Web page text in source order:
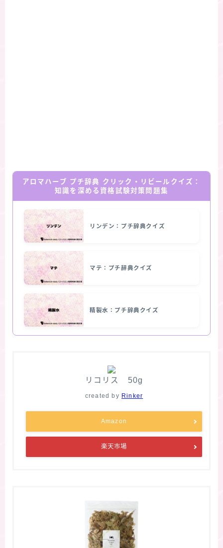
アロマハーブ プチ辞典 クリック・リビールクイズ：
知識を深める資格試験対策問題集
リンデン：プチ辞典クイズ
マテ：プチ辞典クイズ
精製水：プチ辞典クイズ
リコリス 50g
created by Rinker
Amazon
楽天市場